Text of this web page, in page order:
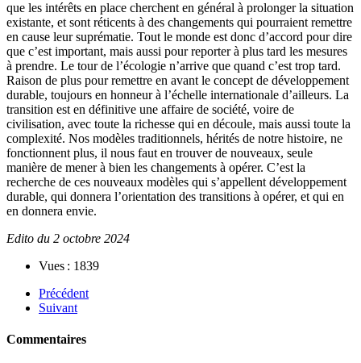
que les intérêts en place cherchent en général à prolonger la situation
existante, et sont réticents à des changements qui pourraient remettre
en cause leur suprématie. Tout le monde est donc d’accord pour dire
que c’est important, mais aussi pour reporter à plus tard les mesures
à prendre. Le tour de l’écologie n’arrive que quand c’est trop tard.
Raison de plus pour remettre en avant le concept de développement
durable, toujours en honneur à l’échelle internationale d’ailleurs. La
transition est en définitive une affaire de société, voire de
civilisation, avec toute la richesse qui en découle, mais aussi toute la
complexité. Nos modèles traditionnels, hérités de notre histoire, ne
fonctionnent plus, il nous faut en trouver de nouveaux, seule
manière de mener à bien les changements à opérer. C’est la
recherche de ces nouveaux modèles qui s’appellent développement
durable, qui donnera l’orientation des transitions à opérer, et qui en
en donnera envie.
Edito du 2 octobre 2024
Vues : 1839
Précédent
Suivant
Commentaires